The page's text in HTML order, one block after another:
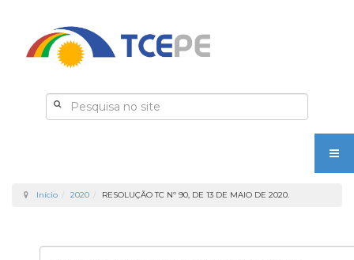
Início 2020 RESOLUÇÃO TC Nº 90, DE 13 DE MAIO DE 2020.